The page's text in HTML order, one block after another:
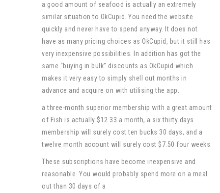
a good amount of seafood is actually an extremely
similar situation to OkCupid. You need the website
quickly and never have to spend anyway. It does not
have as many pricing choices as OkCupid, but it still has
very inexpensive possibilities. In addition has got the
same “buying in bulk” discounts as OkCupid which
makes it very easy to simply shell out months in
advance and acquire on with utilising the app.
a three-month superior membership with a great amount
of Fish is actually $12.33 a month, a six thirty days
membership will surely cost ten bucks 30 days, and a
twelve month account will surely cost $7.50 four weeks.
These subscriptions have become inexpensive and
reasonable. You would probably spend more on a meal
out than 30 days of a